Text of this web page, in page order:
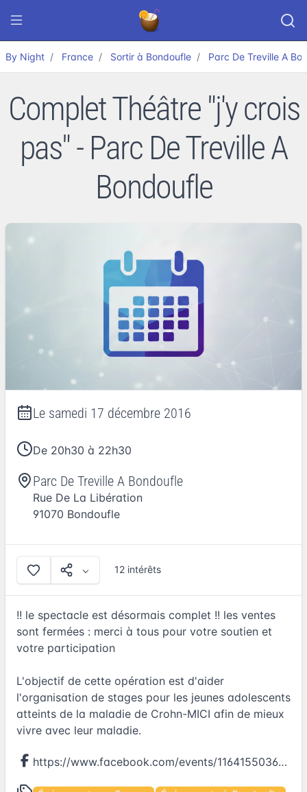
By Night France Sortir à Bondoufle Parc De Treville A
Complet Théâtre "j'y crois
pas" - Parc De Treville A
Bondoufle
Le samedi 17 décembre 2016
De 20h30 à 22h30
Parc De Treville A Bondoufle
Rue De La Libération
91070 Bondoufle
12 intérêts
!! le spectacle est désormais complet !! les ventes
sont fermées : merci à tous pour votre soutien et
votre participation
L'objectif de cette opération est d'aider
l'organisation de stages pour les jeunes adolescents
atteints de la maladie de Crohn-MICI afin de mieux
vivre avec leur maladie.
https://www.facebook.com/events/1164155036992001